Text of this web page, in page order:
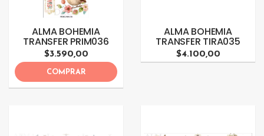
ALMA BOHEMIA
TRANSFER PRIM036
$3.590,00
COMPRAR
ALMA BOHEMIA
TRANSFER TIRA035
$4.100,00